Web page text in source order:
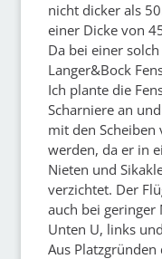
nicht dicker als
einer Dicke von
Da bei einer
Langer&Bock
Ich plante die
Scharniere an
mit den Scheiben
werden, da er in
Nieten und
verzichtet. Der
auch bei geringer
Unten U, links
Aus